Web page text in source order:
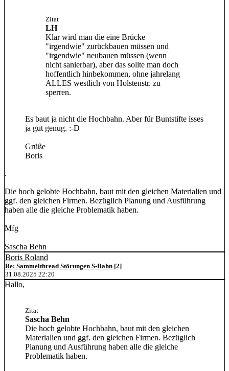
Zitat
LH
Klar wird man die eine Brücke
"irgendwie" zurückbauen müssen und
"irgendwie" neubauen müssen (wenn
nicht sanierbar), aber das sollte man doch
hoffentlich hinbekommen, ohne jahrelang
ALLES westlich von Holstenstr. zu
sperren.
Es baut ja nicht die Hochbahn. Aber für Buntstifte isses
ja gut genug. :-D
Grüße
Boris
.
Die hoch gelobte Hochbahn, baut mit den gleichen Materialien und
ggf. den gleichen Firmen. Bezüglich Planung und Ausführung
haben alle die gleiche Problematik haben.
Mfg
Sascha Behn
Boris Roland
Re: Sammelthread Störungen S-Bahn [2]
31.08.2025 22:20
Hallo,
Zitat
Sascha Behn
Die hoch gelobte Hochbahn, baut mit den gleichen
Materialien und ggf. den gleichen Firmen. Bezüglich
Planung und Ausführung haben alle die gleiche
Problematik haben.